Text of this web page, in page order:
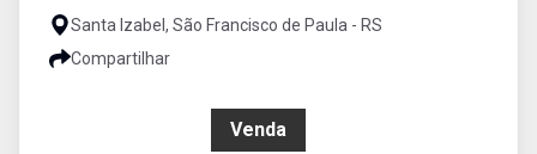
Santa Izabel, São Francisco de Paula - RS
Compartilhar
Venda